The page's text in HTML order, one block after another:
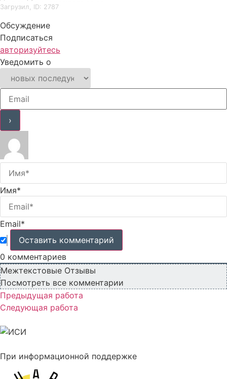
Загрузил, ID: 2787
Обсуждение
Подписаться
авторизуйтесь
Уведомить о
Имя*
Email*
0 комментариев
Межтекстовые Отзывы
Посмотреть все комментарии
Предыдущая работа
Следующая работа
При информационной поддержке